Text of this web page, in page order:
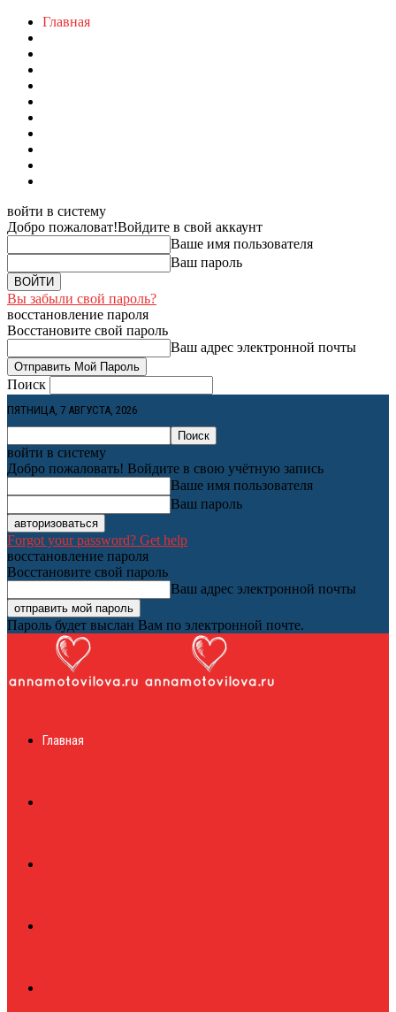
Главная
войти в систему
Добро пожаловат!Войдите в свой аккаунт
Ваше имя пользователя
Ваш пароль
Вы забыли свой пароль?
восстановление пароля
Восстановите свой пароль
Ваш адрес электронной почты
Поиск
ПЯТНИЦА, 7 АВГУСТА, 2026
войти в систему
Добро пожаловать! Войдите в свою учётную запись
Ваше имя пользователя
Ваш пароль
Forgot your password? Get help
восстановление пароля
Восстановите свой пароль
Ваш адрес электронной почты
Пароль будет выслан Вам по электронной почте.
журналГлавная